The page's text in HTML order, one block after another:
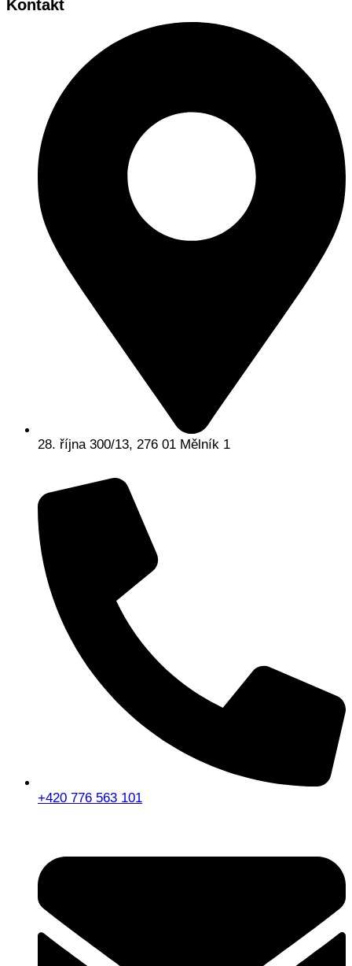
Kontakt
28. října 300/13, 276 01 Mělník 1
+420 776 563 101